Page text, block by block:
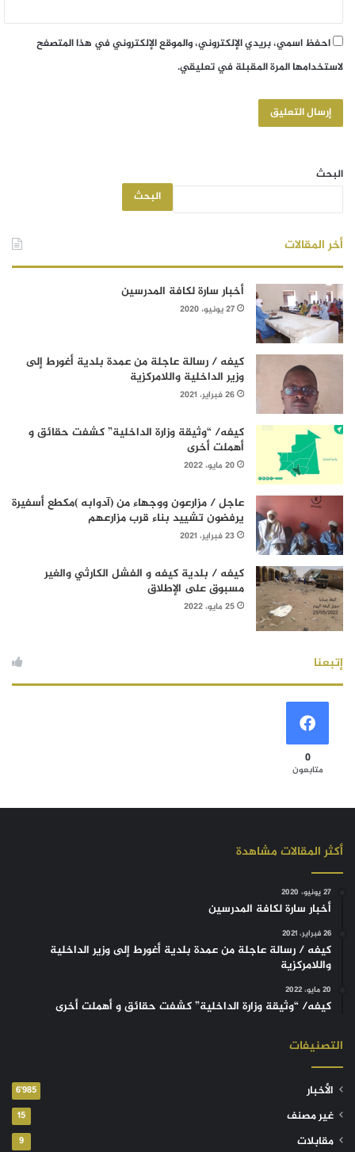
احفظ اسمي، بريدي الإلكتروني، والموقع الإلكتروني في هذا المتصفح
لاستخدامها المرة المقبلة في تعليقي.
البحث
البحث
أخر المقالات
أخبار سارة لكافة المدرسين
27 يونيو، 2020
كيفه / رسالة عاجلة من عمدة بلدية أغورط إلى
وزير الداخلية واللامركزية
26 فبراير، 2021
كيفه/ “وثيقة وزارة الداخلية” كشفت حقائق و
أهملت أخرى
20 مايو، 2022
عاجل / مزارعون ووجهاء من (آدوابه )مكطع أسفيرة
يرفضون تشييد بناء قرب مزارعهم
23 فبراير، 2021
كيفه / بلدية كيفه و الفشل الكارثي والغير
مسبوق على الإطلاق
25 مايو، 2022
إتبعنا
0
متابعون
أكثر المقالات مشاهدة
27 يونيو، 2020
أخبار سارة لكافة المدرسين
26 فبراير، 2021
كيفه / رسالة عاجلة من عمدة بلدية أغورط إلى وزير الداخلية
واللامركزية
20 مايو، 2022
كيفه/ “وثيقة وزارة الداخلية” كشفت حقائق و أهملت أخرى
التصنيفات
الأخبار 6٬985
غير مصنف 15
مقابلات 9